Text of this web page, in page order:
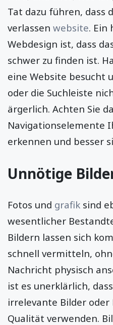
Tat dazu führen, dass
verlassen website. Ein
Webdesign ist, dass
schwer zu finden ist.
eine Website besucht
oder die Suchleiste
ärgerlich. Achten Sie
Navigationselemente
erkennen und besser
Unnötige
Fotos und grafik sind
wesentlicher
Bildern lassen sich
schnell vermitteln,
Nachricht physisch
ist es unerklärlich,
irrelevante Bilder
Qualität verwenden.